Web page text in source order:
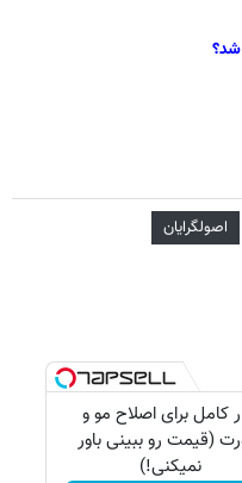
شد؟
اصولگرایان
کامل برای اصلاح مو و
(قیمت رو ببینی باور
نمیکنی!)